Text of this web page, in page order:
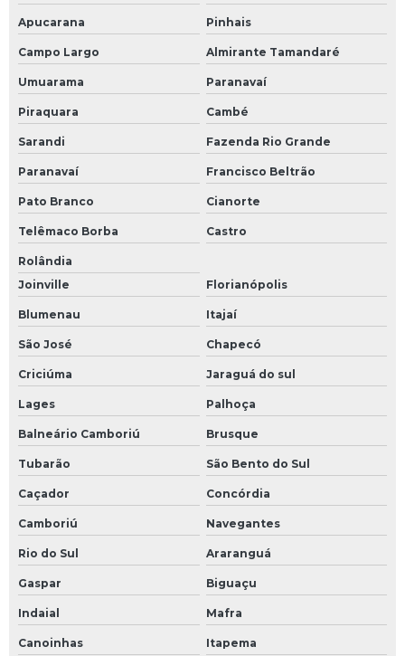
Apucarana Pinhais
Campo Largo Almirante Tamandaré
Umuarama Paranavaí
Piraquara Cambé
Sarandi Fazenda Rio Grande
Paranavaí Francisco Beltrão
Pato Branco Cianorte
Telêmaco Borba Castro
Rolândia
Joinville
Florianópolis
Blumenau Itajaí
São José Chapecó
Criciúma Jaraguá do sul
Lages Palhoça
Balneário Camboriú Brusque
Tubarão São Bento do Sul
Caçador Concórdia
Camboriú Navegantes
Rio do Sul Araranguá
Gaspar Biguaçu
Indaial Mafra
Canoinhas Itapema